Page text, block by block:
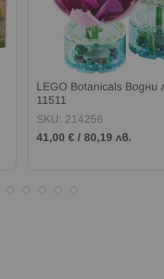
LEGO Botanicals Водни
11511
SKU: 214256
41,00 € / 80,19 лв.